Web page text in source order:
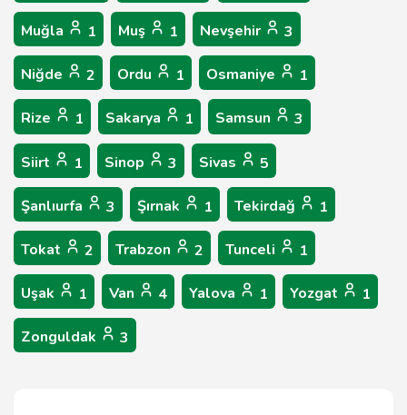
Muğla 1 Muş 1 Nevşehir 3
Niğde 2 Ordu 1 Osmaniye 1
Rize 1 Sakarya 1 Samsun 3
Siirt 1 Sinop 3 Sivas 5
Şanlıurfa 3 Şırnak 1 Tekirdağ 1
Tokat 2 Trabzon 2 Tunceli 1
Uşak 1 Van 4 Yalova 1 Yozgat 1
Zonguldak 3